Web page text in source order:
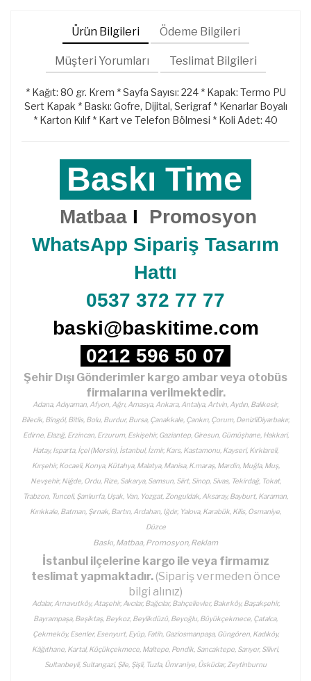
Ürün Bilgileri Ödeme Bilgileri
Müşteri Yorumları Teslimat Bilgileri
* Kağıt: 80 gr. Krem * Sayfa Sayısı: 224 * Kapak: Termo PU
Sert Kapak * Baskı: Gofre, Dijital, Serigraf * Kenarlar Boyalı
* Karton Kılıf * Kart ve Telefon Bölmesi * Koli Adet: 40
Baskı Time
Matbaa I Promosyon
WhatsApp Sipariş Tasarım
Hattı
0537 372 77 77
baski@baskitime.com
0212 596 50 07
Şehir Dışı Gönderimler kargo ambar veya otobüs
firmalarına verilmektedir.
Adana, Adıyaman, Afyon, Ağrı, Amasya, Ankara, Antalya, Artvin, Aydın, Balıkesir,
Bilecik, Bingöl, Bitlis, Bolu, Burdur, Bursa, Çanakkale, Çankırı, Çorum, DenizliDiyarbakır,
Edirne, Elazığ, Erzincan, Erzurum, Eskişehir, Gaziantep, Giresun, Gümüşhane, Hakkari,
Hatay, Isparta, İçel (Mersin), İstanbul, İzmir, Kars, Kastamonu, Kayseri, Kırklareli,
Kırşehir, Kocaeli, Konya, Kütahya, Malatya, Manisa, K.maraş, Mardin, Muğla, Muş,
Nevşehir, Niğde, Ordu, Rize, Sakarya, Samsun, Siirt, Sinop, Sivas, Tekirdağ, Tokat,
Trabzon, Tunceli, Şanlıurfa, Uşak, Van, Yozgat, Zonguldak, Aksaray, Bayburt, Karaman,
Kırıkkale, Batman, Şırnak, Bartın, Ardahan, Iğdır, Yalova, Karabük, Kilis, Osmaniye,
Düzce
Baskı, Matbaa, Promosyon, Reklam
İstanbul ilçelerine kargo ile veya firmamız
teslimat yapmaktadır. (Sipariş vermeden önce
bilgi alınız)
Adalar, Arnavutköy, Ataşehir, Avcılar, Bağcılar, Bahçelievler, Bakırköy, Başakşehir,
Bayrampaşa, Beşiktaş, Beykoz, Beylikdüzü, Beyoğlu, Büyükçekmece, Çatalca,
Çekmeköy, Esenler, Esenyurt, Eyüp, Fatih, Gaziosmanpaşa, Güngören, Kadıköy,
Kâğıthane, Kartal, Küçükçekmece, Maltepe, Pendik, Sancaktepe, Sarıyer, Silivri,
Sultanbeyli, Sultangazi, Şile, Şişli, Tuzla, Ümraniye, Üsküdar, Zeytinburnu